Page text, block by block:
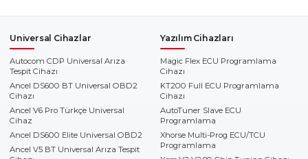
Universal Cihazlar
Autocom CDP Universal Arıza
Tespit Cihazı
Ancel DS600 BT Universal OBD2
Cihazı
Ancel V6 Pro Türkçe Universal
Cihaz
Ancel DS600 Elite Universal OBD2
Ancel V5 BT Universal Arıza Tespit
Yazılım Cihazları
Magic Flex ECU Programlama
Cihazı
KT200 Full ECU Programlama
Cihazı
AutoTuner Slave ECU
Programlama
Xhorse Multi-Prog ECU/TCU
Programlama